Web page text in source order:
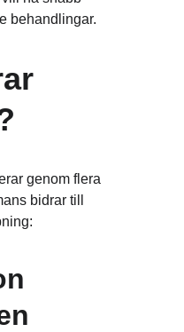
behandlingar.
genom flera
bidrar till